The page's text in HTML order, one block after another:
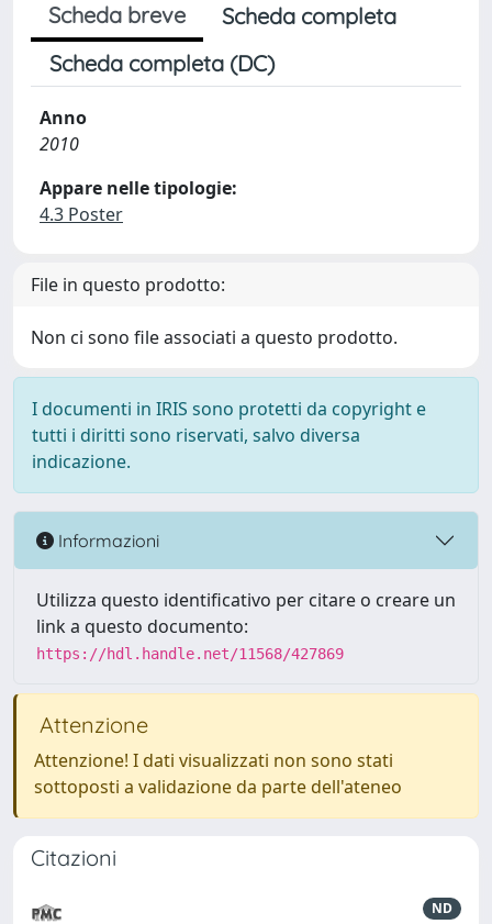
Scheda breve
Scheda completa
Scheda completa (DC)
Anno
2010
Appare nelle tipologie:
4.3 Poster
File in questo prodotto:
Non ci sono file associati a questo prodotto.
I documenti in IRIS sono protetti da copyright e
tutti i diritti sono riservati, salvo diversa
indicazione.
Informazioni
Utilizza questo identificativo per citare o creare un
link a questo documento:
https://hdl.handle.net/11568/427869
Attenzione
Attenzione! I dati visualizzati non sono stati
sottoposti a validazione da parte dell'ateneo
Citazioni
ND